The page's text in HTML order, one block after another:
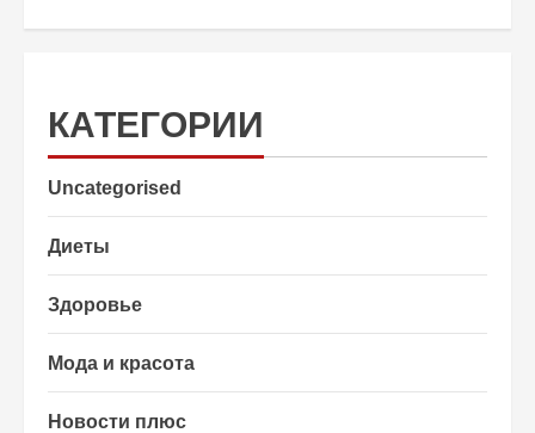
КАТЕГОРИИ
Uncategorised
Диеты
Здоровье
Мода и красота
Новости плюс